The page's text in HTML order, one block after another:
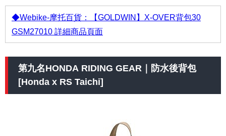
◆Webike-摩托百貨：【GOLDWIN】X-OVER背包30
GSM27010 詳細商品頁面
第九名HONDA RIDING GEAR｜防水後背包
[Honda x RS Taichi]